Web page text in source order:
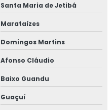
Santa Maria de Jetibá
Marataízes
Domingos Martins
Afonso Cláudio
Baixo Guandu
Guaçuí